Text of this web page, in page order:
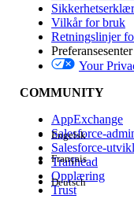
Utgave
Erfaring
Vilkår for bruk
Retningslinjer
Your
COMMUNITY
AppExchange
Salesforce-
Salesforce-
Trailhead
Opplæring
Trust
Engelsk
Français
Deutsch